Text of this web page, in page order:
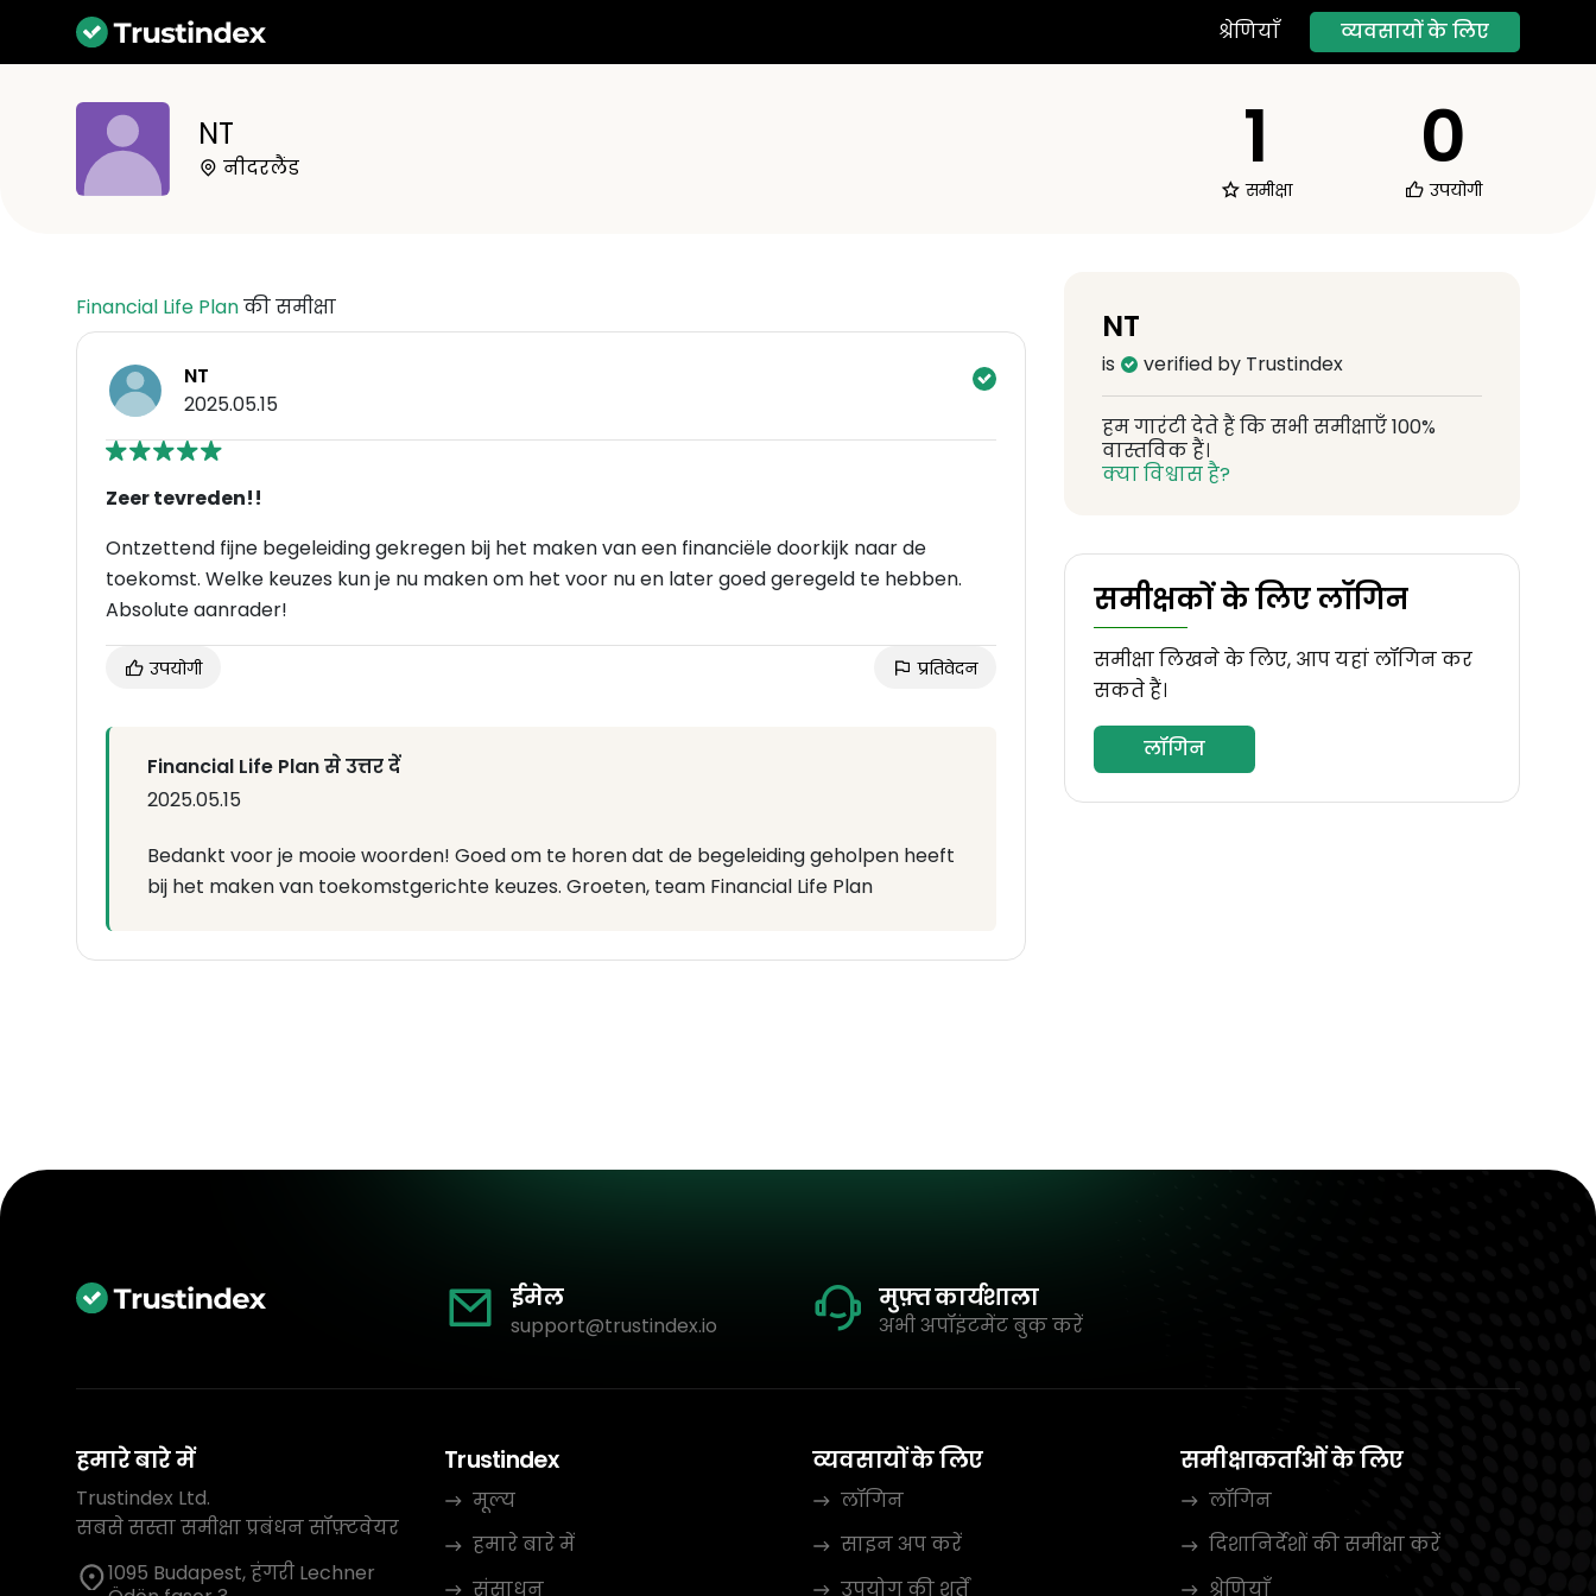
श्रेणियाँ व्यवसायों के लिए
NT
नीदरलैंड 1
समीक्षा
0
उपयोगी
Financial Life Planकी समीक्षा
NT
2025.05.15
Zeer tevreden!!
Ontzettend fijne begeleiding gekregen bij het maken van een financiële doorkijk naar de
toekomst. Welke keuzes kun je nu maken om het voor nu en later goed geregeld te hebben.
Absolute aanrader!
उपयोगी प्रतिवेदन
Financial Life Plan से उत्तर दें
2025.05.15
Bedankt voor je mooie woorden! Goed om te horen dat de begeleiding geholpen heeft
bij het maken van toekomstgerichte keuzes. Groeten, team Financial Life Plan
NT
is verified by Trustindex
हम गारंटी देते हैं कि सभी समीक्षाएँ 100%
वास्तविक हैं।
क्या विश्वास है?
समीक्षकों के लिए लॉगिन
समीक्षा लिखने के लिए, आप यहां लॉगिन कर
सकते हैं।
लॉगिन
ईमेल
support@trustindex.io
मुफ़्त कार्यशाला
अभी अपॉइंटमेंट बुक करें
हमारे बारे में
Trustindex Ltd.
सबसे सस्ता समीक्षा प्रबंधन सॉफ़्टवेयर
1095 Budapest, हंगरी Lechner
Trustindex
मूल्य
हमारे बारे में
संसाधन
व्यवसायों के लिए
लॉगिन
साइन अप करें
उपयोग की शर्तें
समीक्षाकर्ताओं के लिए
लॉगिन
दिशानिर्देशों की समीक्षा करें
श्रेणियाँ